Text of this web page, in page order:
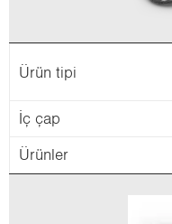
Ürün tipi
İç çap
Ürün­ler